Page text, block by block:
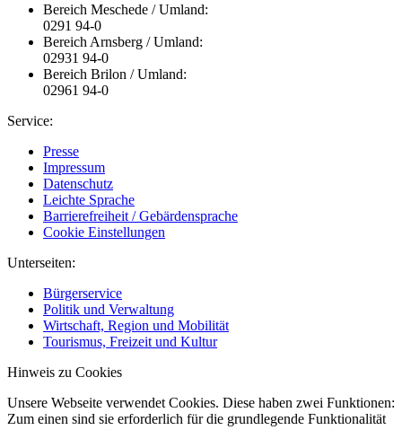
Bereich Meschede / Umland:
0291 94-0
Bereich Arnsberg / Umland:
02931 94-0
Bereich Brilon / Umland:
02961 94-0
Service:
Presse
Impressum
Datenschutz
Leichte Sprache
Barrierefreiheit / Gebärdensprache
Cookie Einstellungen
Unterseiten:
Bürgerservice
Politik und Verwaltung
Wirtschaft, Region und Mobilität
Tourismus, Freizeit und Kultur
Hinweis zu Cookies
Unsere Webseite verwendet Cookies. Diese haben zwei Funktionen:
Zum einen sind sie erforderlich für die grundlegende Funktionalität